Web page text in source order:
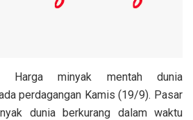
Harga minyak mentah dunia
perdagangan Kamis (19/9). Pasar
dunia berkurang dalam waktu